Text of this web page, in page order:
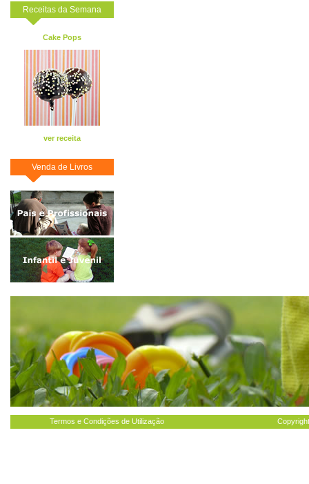
Receitas da Semana
Cake Pops
ver receita
Venda de Livros
Termos e Condições de Utilização